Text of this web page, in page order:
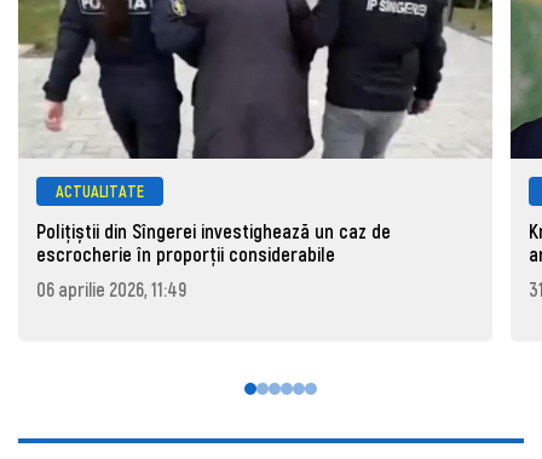
ACTUALITATE
Polițiștii din Sîngerei investighează un caz de
escrocherie în proporții considerabile
06 aprilie 2026, 11:49